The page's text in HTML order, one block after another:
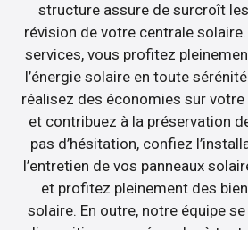
structure assure de surcroît
révision de votre centrale
services, vous profitez
l’énergie solaire en toute
réalisez des économies sur
et contribuez à la préservation
pas d’hésitation, confiez
l’entretien de vos panneaux
et profitez pleinement des
solaire. En outre, notre équipe